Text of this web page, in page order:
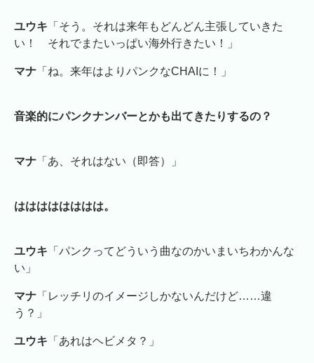
ユウキ 「そう。それは来年もどんどん主張していきた
い！ それでまたいっぱい海外行きたい！」
マナ 「ね。来年はよりパンクなCHAIに！」
音楽的にパンクナンバーとかも出てきたりするの？
マナ 「あ、それはない（即答）」
はははははははは。
ユウキ 「パンクってどういう曲なのかいまいちわかんな
い」
マナ 「レッチリのイメージしかないんだけど……違
う？」
ユウキ 「あれはヘビメタ？」